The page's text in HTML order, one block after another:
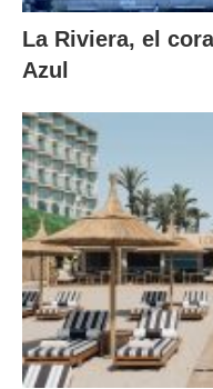
La Riviera, el
Azul